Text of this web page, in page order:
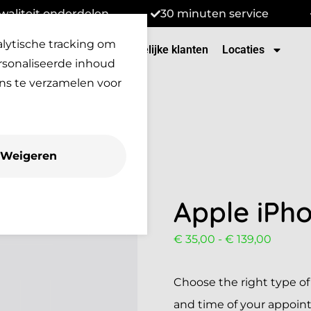
onderdelen 30 minuten service
Over Ons Zakelijke klanten Locaties
Apple
€ 35,00 - € 139,00
Choose the right type
and time of your
tracking om
inhoud
te verzamelen voor
Weigeren